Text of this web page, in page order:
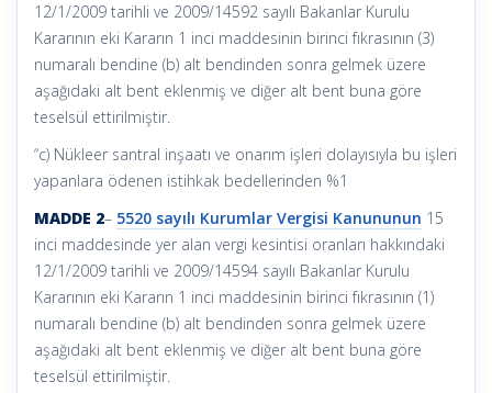
12/1/2009 tarihli ve 2009/14592 sayılı Bakanlar Kurulu
Kararının eki Kararın 1 inci maddesinin birinci fıkrasının (3)
numaralı bendine (b) alt bendinden sonra gelmek üzere
aşağıdaki alt bent eklenmiş ve diğer alt bent buna göre
teselsül ettirilmiştir.
“c) Nükleer santral inşaatı ve onarım işleri dolayısıyla bu işleri
yapanlara ödenen istihkak bedellerinden %1
MADDE 2– 5520 sayılı Kurumlar Vergisi Kanununun 15
inci maddesinde yer alan vergi kesintisi oranları hakkındaki
12/1/2009 tarihli ve 2009/14594 sayılı Bakanlar Kurulu
Kararının eki Kararın 1 inci maddesinin birinci fıkrasının (1)
numaralı bendine (b) alt bendinden sonra gelmek üzere
aşağıdaki alt bent eklenmiş ve diğer alt bent buna göre
teselsül ettirilmiştir.